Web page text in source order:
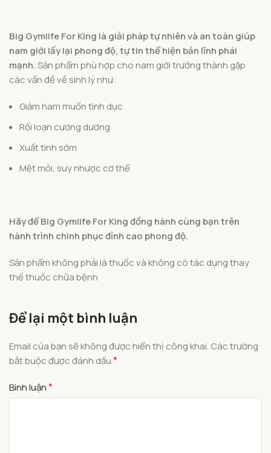
Big Gymlife For King là giải pháp tự nhiên và an toàn giúp
nam giới lấy lại phong độ, tự tin thể hiện bản lĩnh phái
mạnh.Sản phẩm phù hợp cho nam giới trưởng thành gặp
các vấn đề về sinh lý như:
Giảm ham muốn tình dục
Rối loạn cương dương
Xuất tinh sớm
Mệt mỏi, suy nhược cơ thể
Hãy để Big Gymlife For King đồng hành cùng bạn trên
hành trình chinh phục đỉnh cao phong độ.
Sản phẩm không phải là thuốc và không có tác dụng thay
thế thuốc chữa bệnh
Để lại một bình luận
Email của bạn sẽ không được hiển thị công khai. Các trường
bắt buộc được đánh dấu*
Bình luận*